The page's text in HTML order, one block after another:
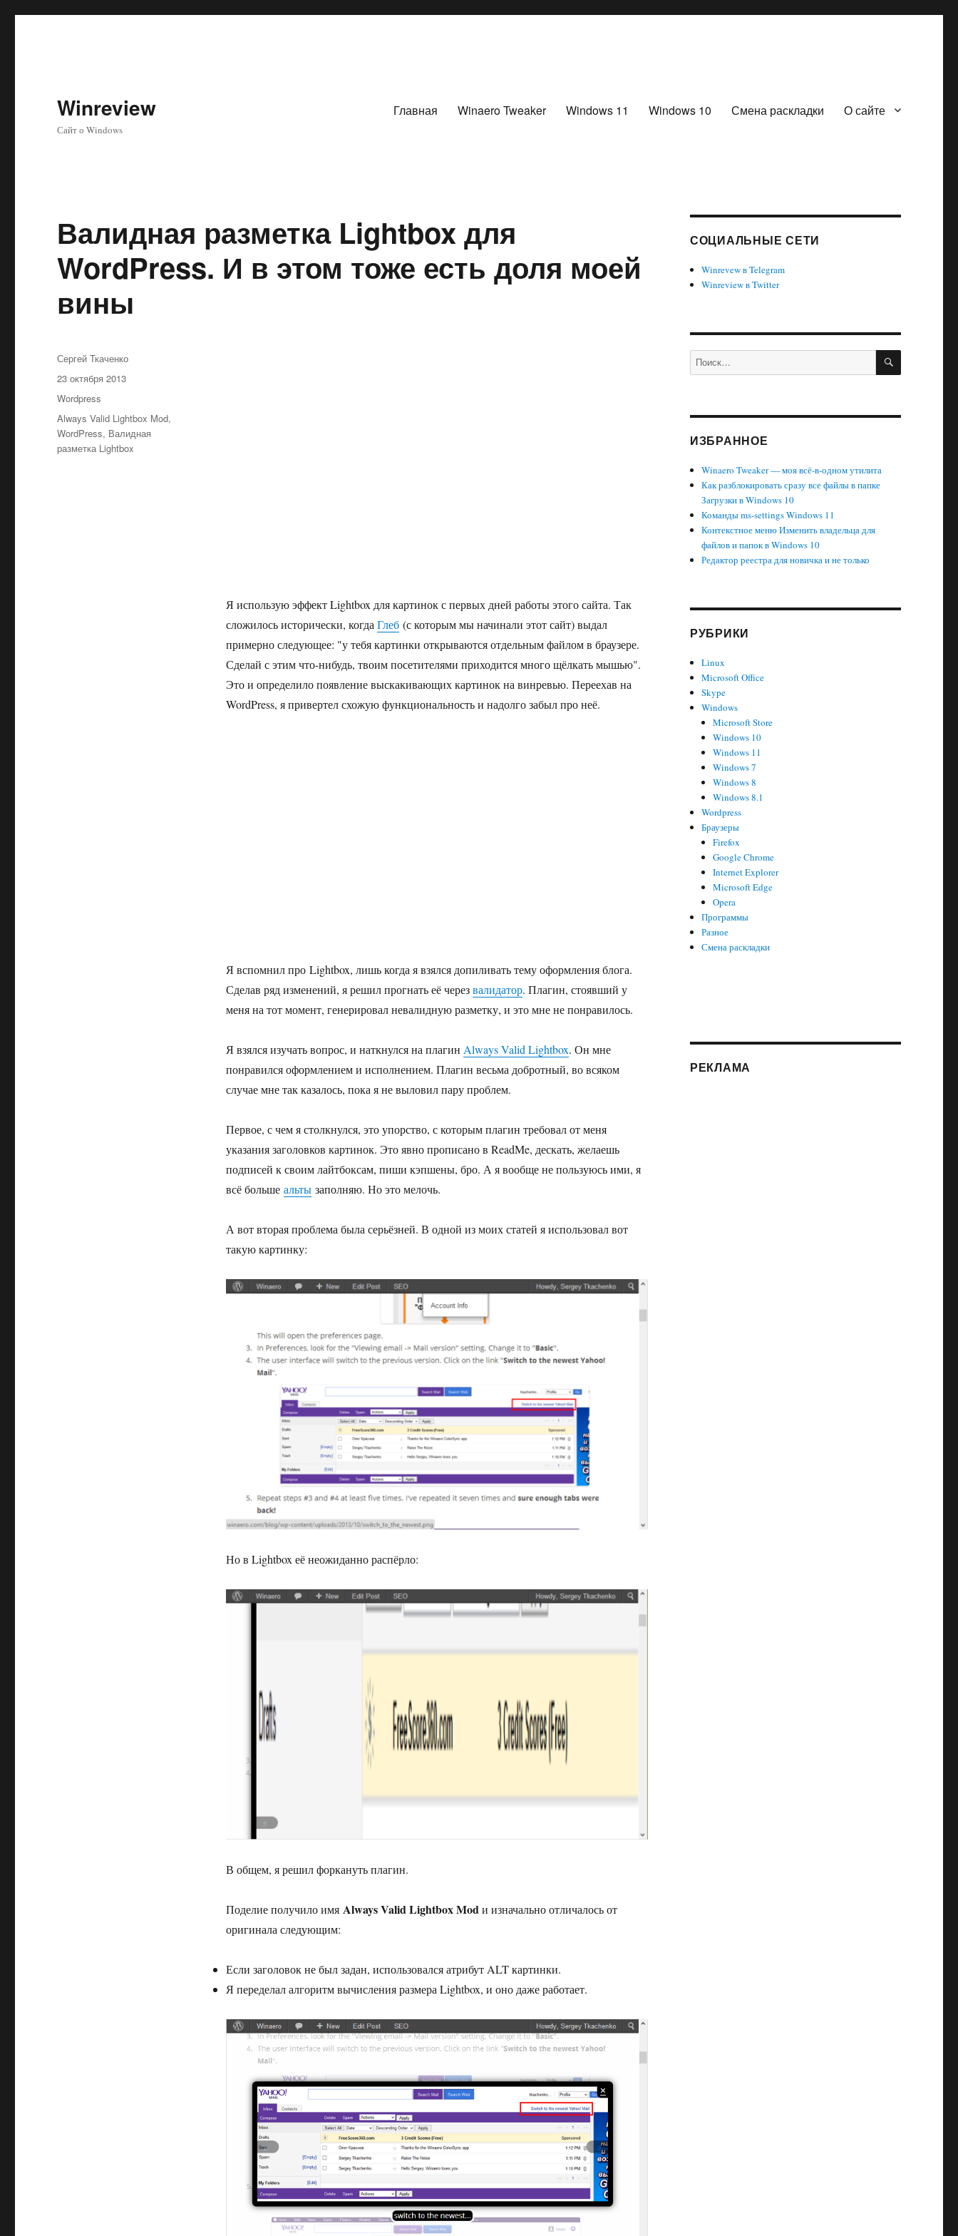
Winreview
Сайт о Windows
Главная Winaero Tweaker Windows 11 Windows 10 Смена раскладки О сайте
Валидная разметка Lightbox для
WordPress. И в этом тоже есть доля моей
вины
Я использую эффект Lightbox для картинок с первых дней работы этого сайта. Так
сложилось исторически, когда Глеб(с которым мы начинали этот сайт) выдал
примерно следующее: "у тебя картинки открываются отдельным файлом в браузере.
Сделай с этим что-нибудь, твоим посетителями приходится много щёлкать мышью".
Это и определило появление выскакивающих картинок на винревью. Переехав на
WordPress, я привертел схожую функциональность и надолго забыл про неё.
Я вспомнил про Lightbox, лишь когда я взялся допиливать тему оформления блога.
Сделав ряд изменений, я решил прогнать её черезвалидатор. Плагин, стоявший у
меня на тот момент, генерировал невалидную разметку, и это мне не понравилось.
Я взялся изучать вопрос, и наткнулся на плагин Always Valid Lightbox. Он мне
понравился оформлением и исполнением. Плагин весьма добротный, во всяком
случае мне так казалось, пока я не выловил пару проблем.
Первое, с чем я столкнулся, это упорство, с которым плагин требовал от меня
указания заголовков картинок. Это явно прописано в ReadMe, дескать, желаешь
подписей к своим лайтбоксам, пиши кэпшены, бро. А я вообще не пользуюсь ими, я
всё больше альтызаполняю. Но это мелочь.
А вот вторая проблема была серьёзней. В одной из моих статей я использовал вот
такую картинку:
Но в Lightbox её неожиданно распёрло:
В общем, я решил форкануть плагин.
Поделие получило имя Always Valid Lightbox Modи изначально отличалось от
оригинала следующим:
Если заголовок не был задан, использовался атрибут ALT картинки.
Я переделал алгоритм вычисления размера Lightbox, и оно даже работает.
Автор
Сергей Ткаченко
Опубликовано
23 октября 2013
Рубрики
Wordpress
Метки
Always Valid Lightbox Mod,
WordPress, Валидная
разметка Lightbox
СОЦИАЛЬНЫЕ СЕТИ
Winrevew в Telegram
Winreview в Twitter
Искать: ПОИСК
ИЗБРАННОЕ
Winaero Tweaker — моя всё-в-одном утилита
Как разблокировать сразу все файлы в папке
Загрузки в Windows 10
Команды ms-settings Windows 11
Контекстное меню Изменить владельца для
файлов и папок в Windows 10
Редактор реестра для новичка и не только
РУБРИКИ
Linux
Microsoft Office
Skype
Windows
Microsoft Store
Windows 10
Windows 11
Windows 7
Windows 8
Windows 8.1
Wordpress
Браузеры
Firefox
Google Chrome
Internet Explorer
Microsoft Edge
Opera
Программы
Разное
Смена раскладки
РЕКЛАМА